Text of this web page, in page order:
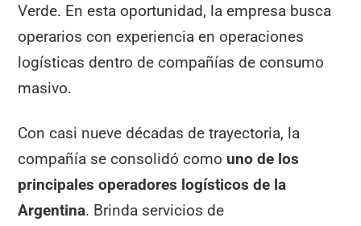
Verde. En esta oportunidad, la empresa busca
operarios con experiencia en operaciones
logísticas dentro de compañías de consumo
masivo.
Con casi nueve décadas de trayectoria, la
compañía se consolidó como uno de los
principales operadores logísticos de la
Argentina. Brinda servicios de